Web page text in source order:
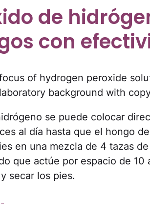
de
con
se puede colocar
al día hasta que el hongo
en una mezcla de 4 tazas
que actúe por espacio de 10
secar los pies.